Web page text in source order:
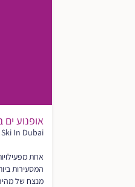
אופנוע ים
In Dubai
אחת
המסעירות
מנצח של